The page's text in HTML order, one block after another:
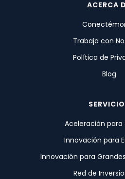
ACERCA
Trabaja con
Política de
Blog
Aceleración para
Innovación para
Innovación para
Red de